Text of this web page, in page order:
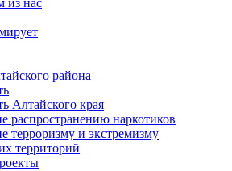
из нас
района
Алтайского края
распространению наркотиков
терроризму и экстремизму
территорий